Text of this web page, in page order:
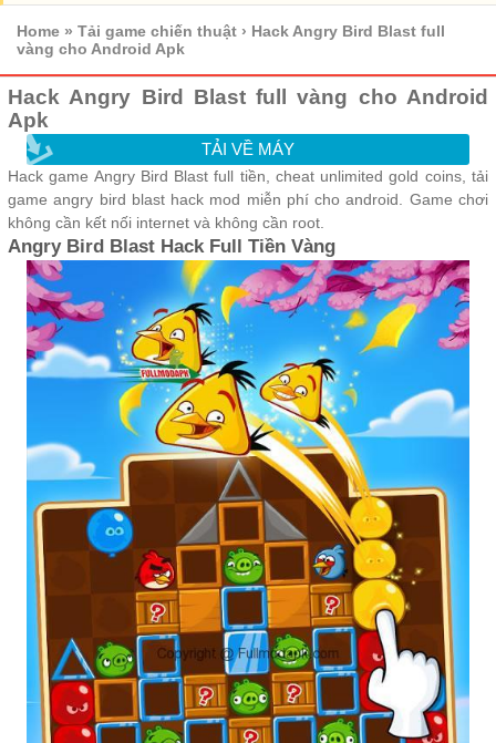
Home » Tải game chiến thuật › Hack Angry Bird Blast full
vàng cho Android Apk
Hack Angry Bird Blast full vàng cho Android
Apk
TẢI VỀ MÁY
Hack game Angry Bird Blast full tiền, cheat unlimited gold coins, tải
game angry bird blast hack mod miễn phí cho android. Game chơi
không cần kết nối internet và không cần root.
Angry Bird Blast Hack Full Tiền Vàng